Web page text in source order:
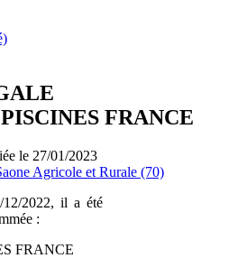
FRANCE
le 27/01/2023
Agricole et Rurale (70)
2022, il a été
:
FRANCE